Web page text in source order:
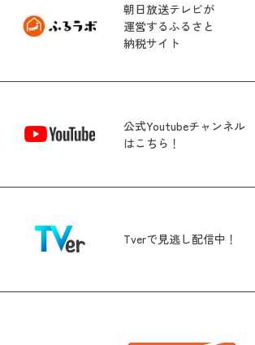
朝日放送テレビが
運営するふるさと
納税サイト
公式Youtubeチャンネル
はこちら！
Tverで見逃し配信中！